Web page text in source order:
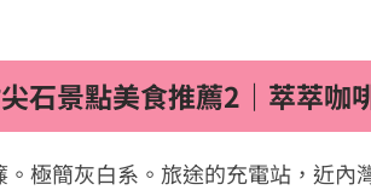
石景點美食推薦2｜萃萃咖
。極簡灰白系。旅途的充電站，近內